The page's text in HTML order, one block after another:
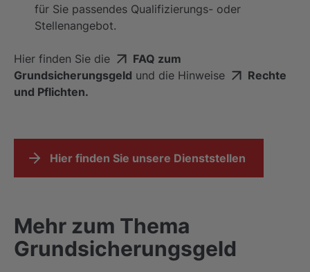
für Sie passendes Qualifizierungs- oder
Stellenangebot.
Hier finden Sie die
FAQ zum
Grundsicherungsgeld und die Hinweise
Rechte
und Pflichten.
Hier finden Sie unsere Dienststellen
Mehr zum Thema
Grundsicherungsgeld